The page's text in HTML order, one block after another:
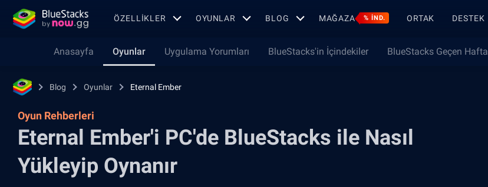
ÖZELLIKLER OYUNLAR BLOG MAĞAZA % IND. ORTAK DESTEK
Anasayfa Oyunlar Uygulama Yorumları BlueStacks'in İçindekiler BlueStacks Geçen Hafta
Blog Oyunlar Eternal Ember
Oyun Rehberleri
Eternal Ember'i PC'de BlueStacks ile Nasıl
Yükleyip Oynanır